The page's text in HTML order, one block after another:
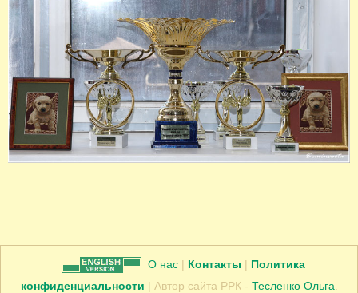
О нас | Контакты | Политика
конфиденциальности | Автор сайта РРК - Тесленко Ольга.